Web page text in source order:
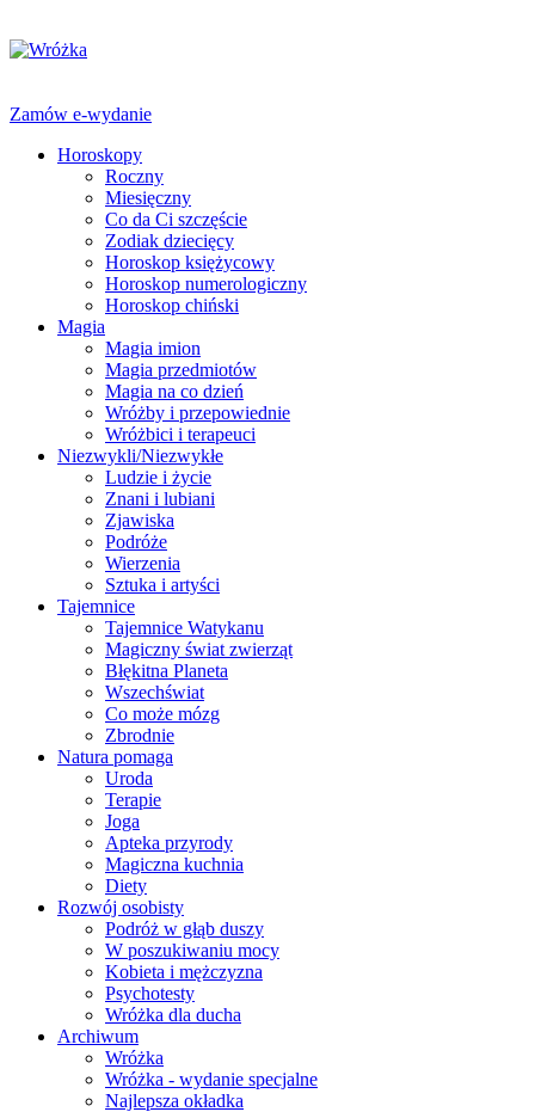
Zamów e-wydanie
Horoskopy
Roczny
Miesięczny
Co da Ci szczęście
Zodiak dziecięcy
Horoskop księżycowy
Horoskop numerologiczny
Horoskop chiński
Magia
Magia imion
Magia przedmiotów
Magia na co dzień
Wróżby i przepowiednie
Wróżbici i terapeuci
Niezwykli/Niezwykłe
Ludzie i życie
Znani i lubiani
Zjawiska
Podróże
Wierzenia
Sztuka i artyści
Tajemnice
Tajemnice Watykanu
Magiczny świat zwierząt
Błękitna Planeta
Wszechświat
Co może mózg
Zbrodnie
Natura pomaga
Uroda
Terapie
Joga
Apteka przyrody
Magiczna kuchnia
Diety
Rozwój osobisty
Podróż w głąb duszy
W poszukiwaniu mocy
Kobieta i mężczyzna
Psychotesty
Wróżka dla ducha
Archiwum
Wróżka
Wróżka - wydanie specjalne
Najlepsza okładka